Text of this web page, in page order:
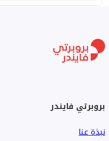
بروبرتي فايندر
نبذة عنا